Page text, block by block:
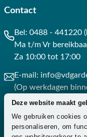
Deze website maakt
We gebruiken cookies
personaliseren, om
Contact
Bel: 0488 - 441220
Ma t/m Vr
Za 10:00 tot 17:00
E-mail:
(Op werkdagen
Whatsapp:
(Op werkdagen